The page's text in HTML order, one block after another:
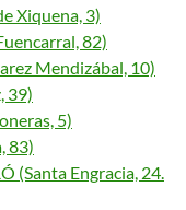
Xiquena, 3)
82)
Mendizábal, 10)
39)
5)
83)
(Santa Engracia, 24.